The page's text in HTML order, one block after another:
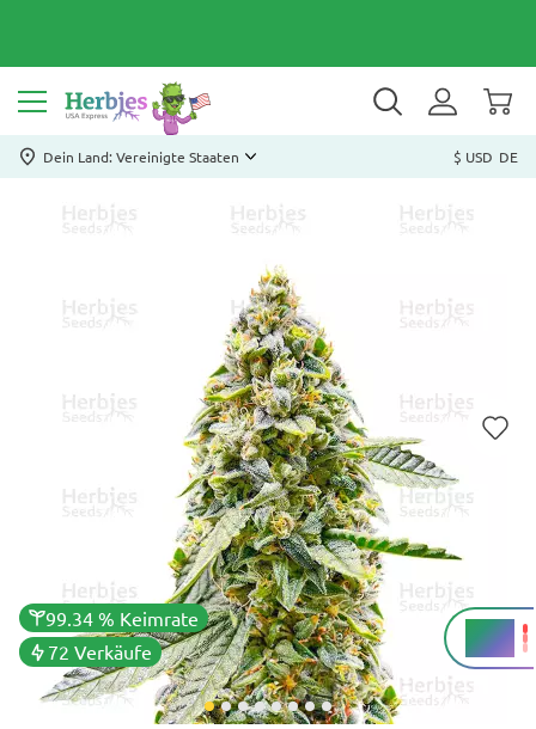
Dein Land: Vereinigte Staaten $ USD DE
99.34 % Keimrate
72 Verkäufe
26 %
THC